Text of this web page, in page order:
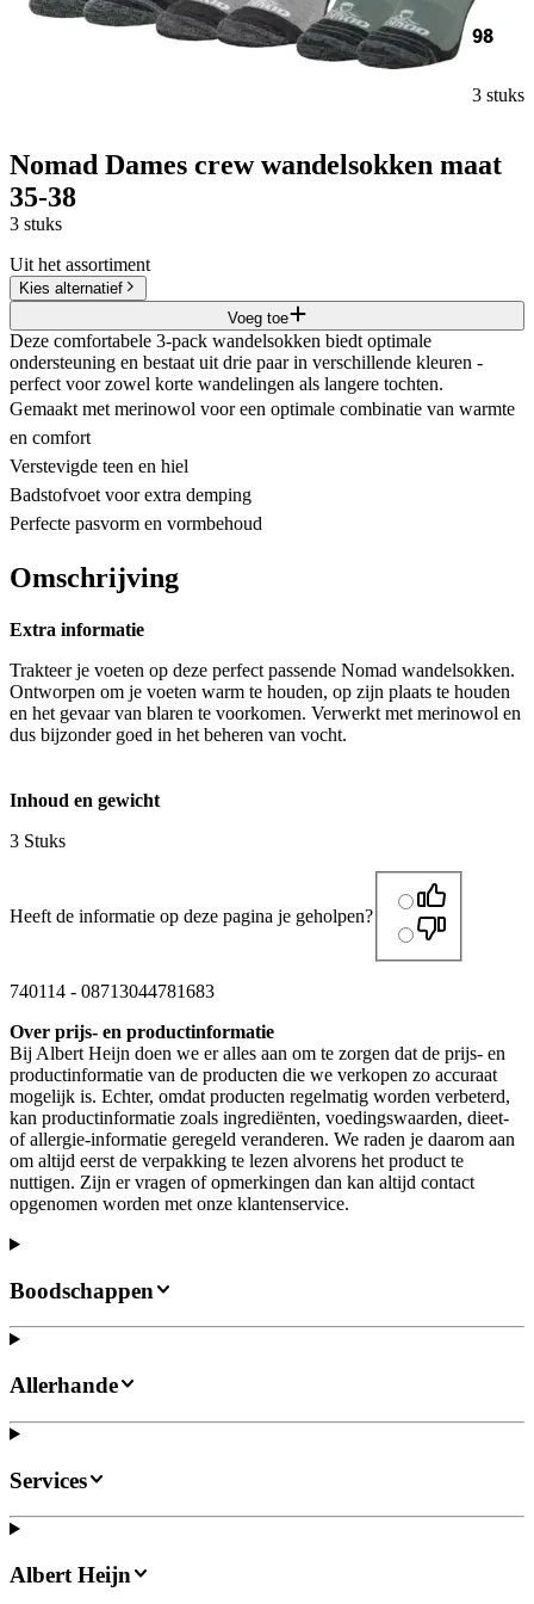
98
3 stuks
Nomad Dames crew wandelsokken maat
35-38
3 stuks
Uit het assortiment
Kies alternatief
Voeg toe
Deze comfortabele 3-pack wandelsokken biedt optimale
ondersteuning en bestaat uit drie paar in verschillende kleuren -
perfect voor zowel korte wandelingen als langere tochten.
Gemaakt met merinowol voor een optimale combinatie van warmte
en comfort
Verstevigde teen en hiel
Badstofvoet voor extra demping
Perfecte pasvorm en vormbehoud
Omschrijving
Extra informatie
Trakteer je voeten op deze perfect passende Nomad wandelsokken.
Ontworpen om je voeten warm te houden, op zijn plaats te houden
en het gevaar van blaren te voorkomen. Verwerkt met merinowol en
dus bijzonder goed in het beheren van vocht.
Inhoud en gewicht
3 Stuks
Heeft de informatie op deze pagina je geholpen?
740114 - 08713044781683
Over prijs- en productinformatie
Bij Albert Heijn doen we er alles aan om te zorgen dat de prijs- en
productinformatie van de producten die we verkopen zo accuraat
mogelijk is. Echter, omdat producten regelmatig worden verbeterd,
kan productinformatie zoals ingrediënten, voedingswaarden, dieet-
of allergie-informatie geregeld veranderen. We raden je daarom aan
om altijd eerst de verpakking te lezen alvorens het product te
nuttigen. Zijn er vragen of opmerkingen dan kan altijd contact
opgenomen worden met onze klantenservice.
Boodschappen
Allerhande
Services
Albert Heijn